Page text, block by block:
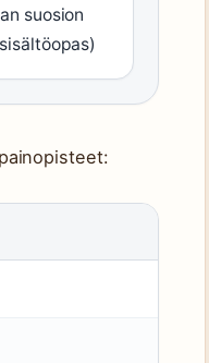
suosion